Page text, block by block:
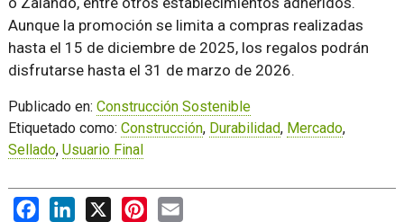
Aunque la promoción se limita a compras realizadas
hasta el 15 de diciembre de 2025, los regalos podrán
disfrutarse hasta el 31 de marzo de 2026.
Publicado en: Construcción Sostenible
Etiquetado como: Construcción, Durabilidad, Mercado,
Sellado, Usuario Final
FacebookLinkedIn
X PinterestEmail